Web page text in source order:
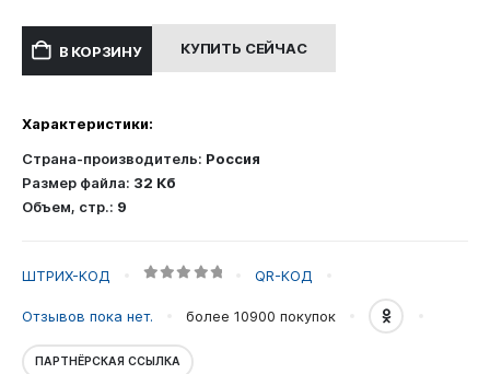
составляла
600.00 ₽.
300.00 ₽.
В КОРЗИНУ КУПИТЬ СЕЙЧАС
Характеристики:
Страна-производитель: Россия
Размер файла: 32 Кб
Объем, стр.: 9
ШТРИХ-КОД QR-КОД
Отзывов пока нет. более 10900 покупок
ПАРТНЁРСКАЯ ССЫЛКА